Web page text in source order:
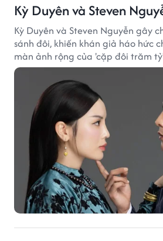
Kỳ Duyên và Steven
Kỳ Duyên và Steven Nguyễn gây
sánh đôi, khiến khán giả háo hức
màn ảnh rộng của 'cặp đôi trăm